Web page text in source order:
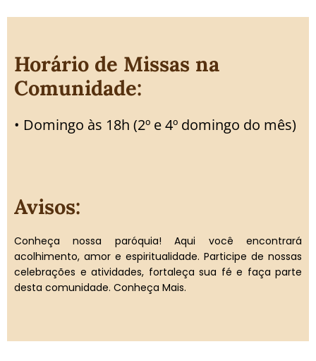
Horário de Missas na
Comunidade:
• Domingo às 18h (2º e 4º domingo do mês)
Avisos:
Conheça nossa paróquia! Aqui você encontrará
acolhimento, amor e espiritualidade. Participe de nossas
celebrações e atividades, fortaleça sua fé e faça parte
desta comunidade. Conheça Mais.